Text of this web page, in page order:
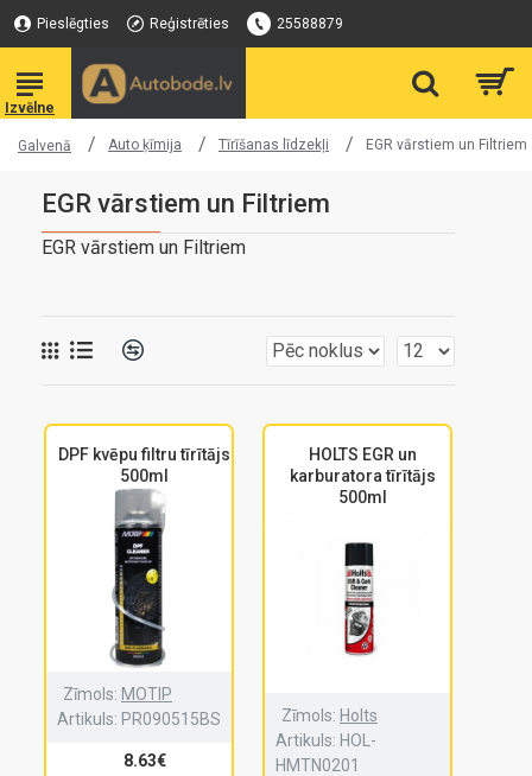
Pieslēgties Reģistrēties 25588879
Galvenā Auto ķīmija Tīrīšanas līdzekļi EGR vārstiem un Filtriem
EGR vārstiem un Filtriem
EGR vārstiem un Filtriem
DPF kvēpu filtru tīrītājs
500ml
Zīmols: MOTIP
Artikuls: PR090515BS
8.63€
HOLTS EGR un
karburatora tīrītājs
500ml
Zīmols: Holts
Artikuls: HOL-
HMTN0201